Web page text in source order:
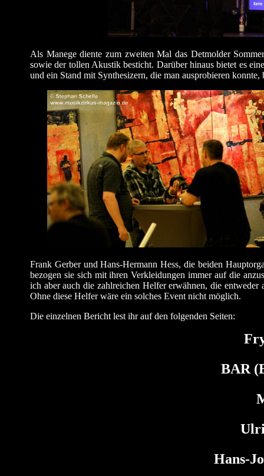
Als Manege diente zum zweiten Mal das Detmolder
sowie der tollen Akustik besticht. Darüber hinaus bietet es
und ein Stand mit Synthesizern, die man ausprobieren konnte,
Frank Gerber und Hans-Hermann Hess, die beiden
bezogen sie sich mit ihren Verkleidungen immer auf die
ich aber auch die zahlreichen Helfer erwähnen, die
Ohne diese Helfer wäre ein solches Event nicht möglich.
Die einzelnen Bericht lest ihr auf den folgenden Seiten:
BAR
Hans-